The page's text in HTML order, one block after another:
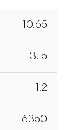
10.65
3.15
1.2
6350